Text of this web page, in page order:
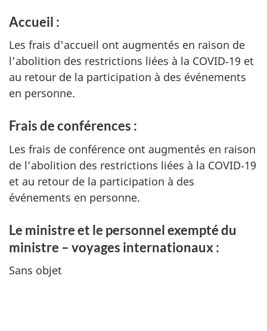
Accueil :
Les frais d'accueil ont augmentés en raison de
l’abolition des restrictions liées à la COVID‑19 et
au retour de la participation à des événements
en personne.
Frais de conférences :
Les frais de conférence ont augmentés en raison
de l’abolition des restrictions liées à la COVID‑19
et au retour de la participation à des
événements en personne.
Le ministre et le personnel exempté du
ministre – voyages internationaux :
Sans objet